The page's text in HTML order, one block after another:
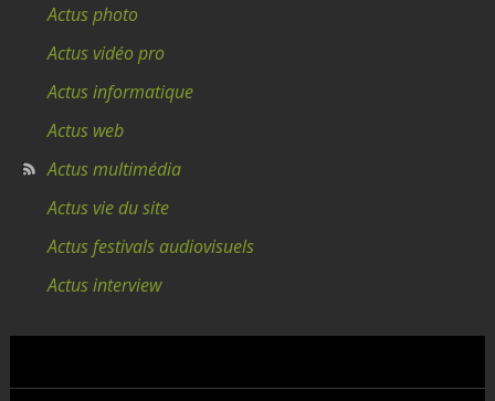
Actus photo
Actus vidéo pro
Actus informatique
Actus web
Actus multimédia
Actus vie du site
Actus festivals audiovisuels
Actus interview